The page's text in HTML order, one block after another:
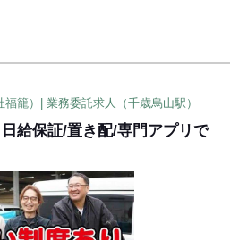
籠）| 業務委託求人（千歳烏山駅）
日給保証/置き配/専門アプリで